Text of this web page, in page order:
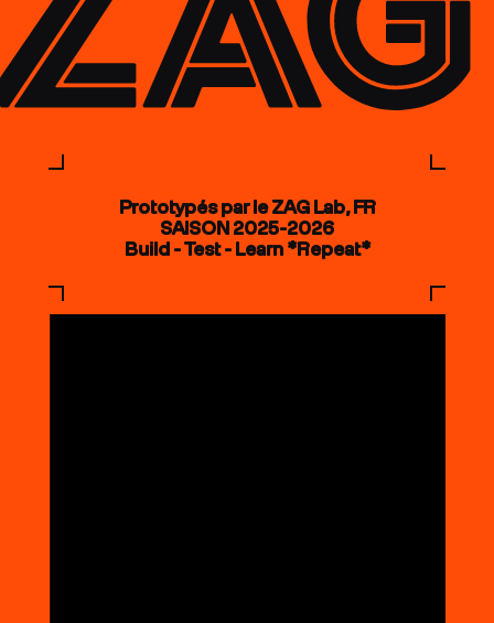
Prototypés par le ZAG Lab, FR
SAISON 2025-2026
Build - Test - Learn *Repeat*